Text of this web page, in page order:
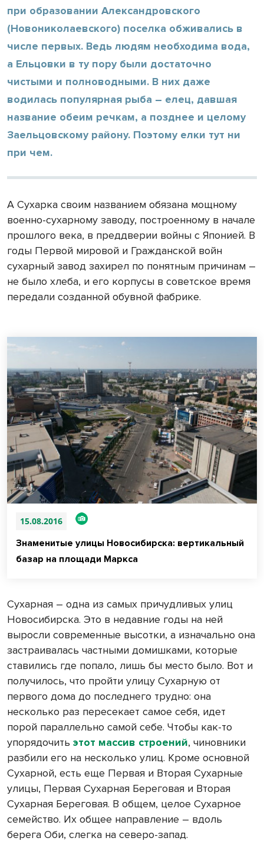
при образовании Александровского
(Новониколаевского) поселка обживались в
числе первых. Ведь людям необходима вода,
а Ельцовки в ту пору были достаточно
чистыми и полноводными. В них даже
водилась популярная рыба – елец, давшая
название обеим речкам, а позднее и целому
Заельцовскому району. Поэтому елки тут ни
при чем.
А Сухарка своим названием обязана мощному
военно-сухарному заводу, построенному в начале
прошлого века, в преддверии войны с Японией. В
годы Первой мировой и Гражданской войн
сухарный завод захирел по понятным причинам –
не было хлеба, и его корпусы в советское время
передали созданной обувной фабрике.
15.08.2016
Знаменитые улицы Новосибирска: вертикальный
базар на площади Маркса
Сухарная – одна из самых причудливых улиц
Новосибирска. Это в недавние годы на ней
выросли современные высотки, а изначально она
застраивалась частными домишками, которые
ставились где попало, лишь бы место было. Вот и
получилось, что пройти улицу Сухарную от
первого дома до последнего трудно: она
несколько раз пересекает самое себя, идет
порой параллельно самой себе. Чтобы как-то
упорядочить этот массив строений, чиновники
разбили его на несколько улиц. Кроме основной
Сухарной, есть еще Первая и Вторая Сухарные
улицы, Первая Сухарная Береговая и Вторая
Сухарная Береговая. В общем, целое Сухарное
семейство. Их общее направление – вдоль
берега Оби, слегка на северо-запад.